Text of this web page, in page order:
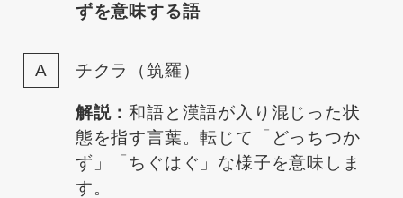
ずを意味する語
チクラ（筑羅）
解説：和語と漢語が入り混じった状
態を指す言葉。転じて「どっちつか
ず」「ちぐはぐ」な様子を意味しま
す。